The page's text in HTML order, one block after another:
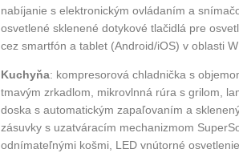
nabíjanie s elektronickým ovládaním a
osvetlené sklenené dotykové tlačidlá pre
cez smartfón a tablet (Android/iOS) v oblasti
Kuchyňa: kompresorová chladnička s
tmavým zrkadlom, mikrovlnná rúra s grilom,
doska s automatickým zapaľovaním a
zásuvky s uzatváracím mechanizmom
odnímateľnými košmi, LED vnútorné